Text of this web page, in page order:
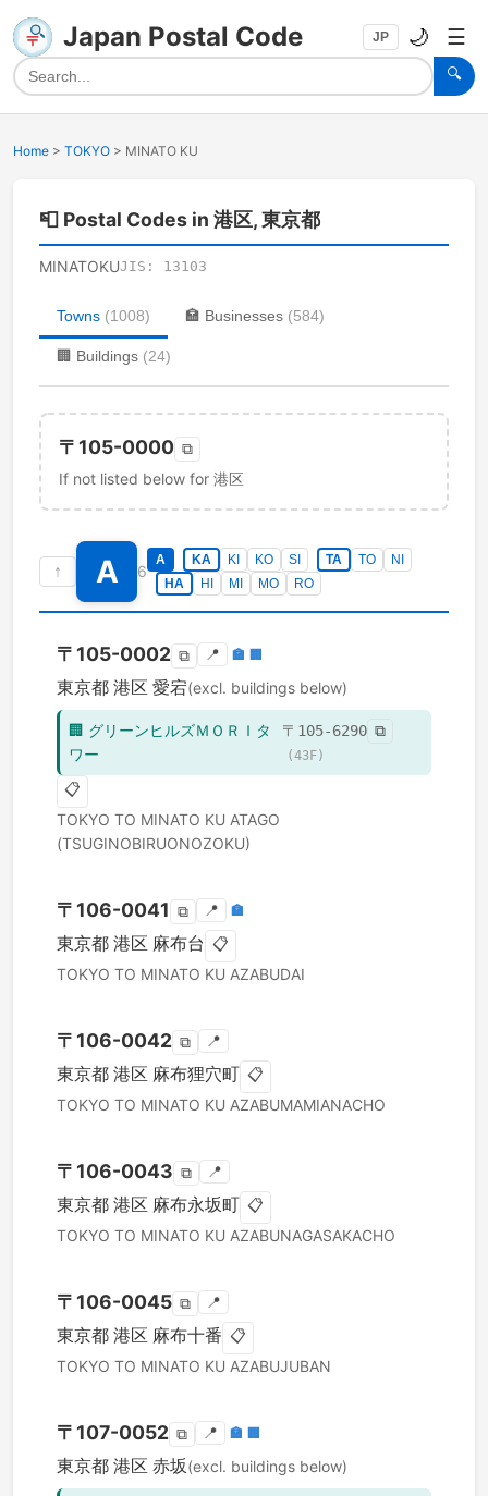
Japan Postal Code
🔍
JP 🌙 ☰
Home > TOKYO > MINATO KU
📮 Postal Codes in 港区, 東京都
MINATOKUJIS: 13103
Towns (1008) 🏣 Businesses (584)
🏢 Buildings (24)
〒 105-0000 ⧉
If not listed below for 港区
↑ A 6
A KA KI KO SI TA TO
NI
HA
HI MI MO RO
〒 105-0002 ⧉ 📍 🏣 🏢
東京都 港区 愛宕(excl. buildings below)
🏢 グリーンヒルズＭＯＲＩタ
ワー
〒 105-6290 ⧉
(43F)
📋
TOKYO TO MINATO KU ATAGO
(TSUGINOBIRUONOZOKU)
〒 106-0041 ⧉ 📍 🏣
東京都 港区 麻布台 📋
TOKYO TO MINATO KU AZABUDAI
〒 106-0042 ⧉ 📍
東京都 港区 麻布狸穴町 📋
TOKYO TO MINATO KU AZABUMAMIANACHO
〒 106-0043 ⧉ 📍
東京都 港区 麻布永坂町 📋
TOKYO TO MINATO KU AZABUNAGASAKACHO
〒 106-0045 ⧉ 📍
東京都 港区 麻布十番 📋
TOKYO TO MINATO KU AZABUJUBAN
〒 107-0052 ⧉ 📍 🏣 🏢
東京都 港区 赤坂(excl. buildings below)